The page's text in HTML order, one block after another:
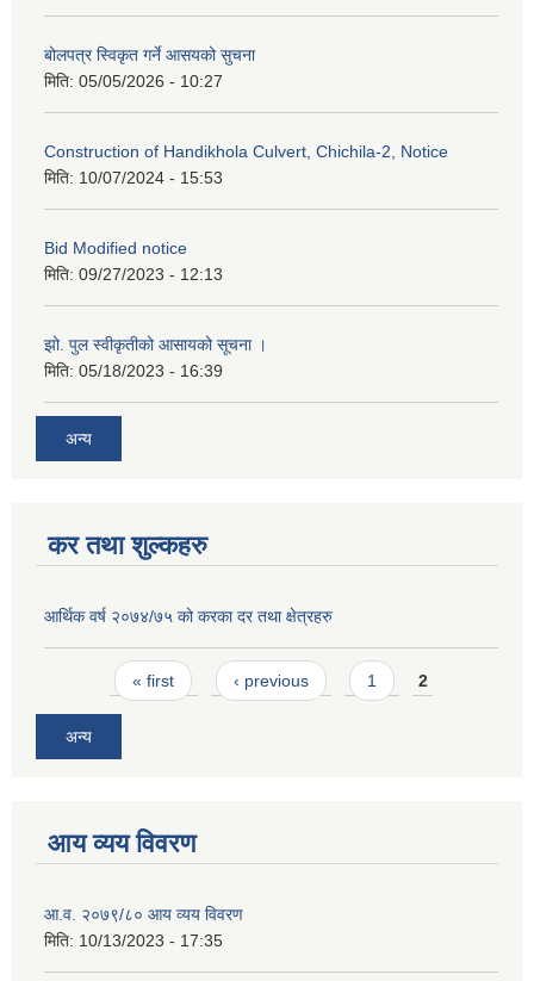
बोलपत्र स्विकृत गर्ने आसयको सुचना
मिति: 05/05/2026 - 10:27
Construction of Handikhola Culvert, Chichila-2, Notice
मिति: 10/07/2024 - 15:53
Bid Modified notice
मिति: 09/27/2023 - 12:13
झो. पुल स्वीकृतीको आसायको सूचना ।
मिति: 05/18/2023 - 16:39
अन्य
कर तथा शुल्कहरु
आर्थिक वर्ष २०७४/७५ को करका दर तथा क्षेत्रहरु
Pages« first ‹ previous 1 2
अन्य
आय व्यय विवरण
आ.व. २०७९/८० आय व्यय विवरण
मिति: 10/13/2023 - 17:35